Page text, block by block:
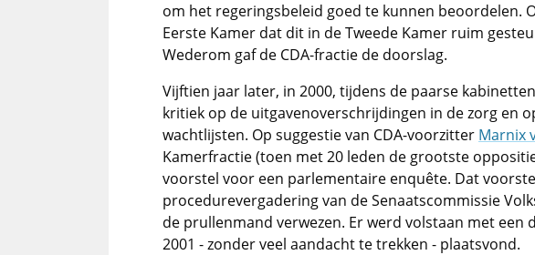
om het regeringsbeleid goed te kunnen beoordelen.
Eerste Kamer dat dit in de Tweede Kamer ruim
Wederom gaf de CDA-fractie de doorslag.
Vijftien jaar later, in 2000, tijdens de paarse
kritiek op de uitgavenoverschrijdingen in de zorg en
wachtlijsten. Op suggestie van CDA-voorzitter Marnix
Kamerfractie (toen met 20 leden de grootste
voorstel voor een parlementaire enquête. Dat
procedurevergadering van de Senaatscommissie
de prullenmand verwezen. Er werd volstaan met een
2001 - zonder veel aandacht te trekken - plaatsvond.